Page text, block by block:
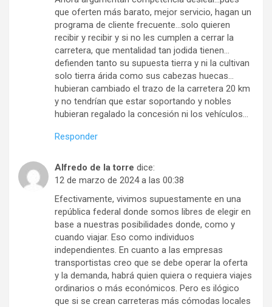
que oferten más barato, mejor servicio, hagan un
programa de cliente frecuente…solo quieren
recibir y recibir y si no les cumplen a cerrar la
carretera, que mentalidad tan jodida tienen…
defienden tanto su supuesta tierra y ni la cultivan
solo tierra árida como sus cabezas huecas…
hubieran cambiado el trazo de la carretera 20 km
y no tendrían que estar soportando y nobles
hubieran regalado la concesión ni los vehículos…
Responder
Alfredo de la torre dice:
12 de marzo de 2024 a las 00:38
Efectivamente, vivimos supuestamente en una
república federal donde somos libres de elegir en
base a nuestras posibilidades donde, como y
cuando viajar. Eso como individuos
independientes. En cuanto a las empresas
transportistas creo que se debe operar la oferta
y la demanda, habrá quien quiera o requiera viajes
ordinarios o más económicos. Pero es ilógico
que si se crean carreteras más cómodas locales